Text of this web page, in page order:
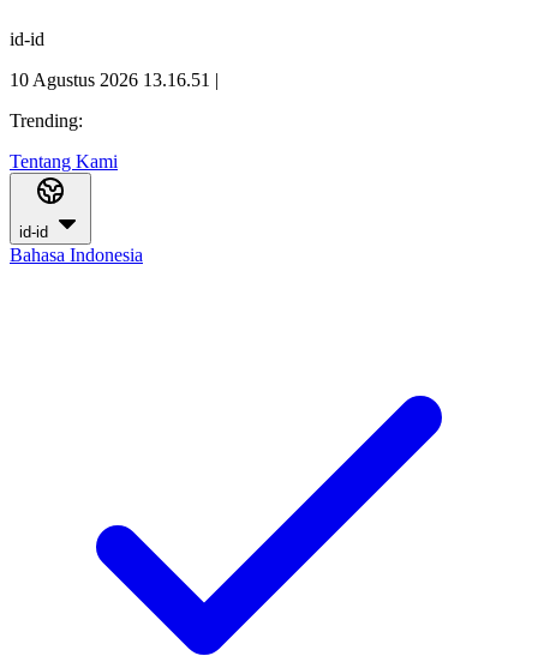
id-id
10 Agustus 2026 13.16.52 |
Trending:
Tentang Kami
id-id
Bahasa Indonesia